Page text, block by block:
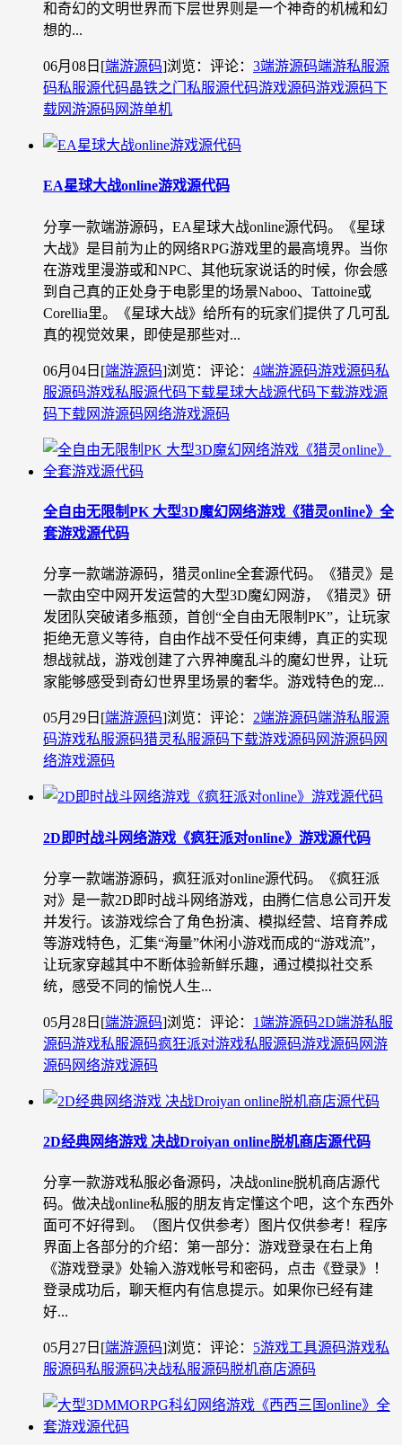
和奇幻的文明世界而下层世界则是一个神奇的机械和幻
想的...
06月08日 [端游源码]浏览： 评论： 3端游源码端游私服源
码私服源代码晶铁之门私服源代码游戏源码游戏源码下
载网游源码 网游单机
EA星球大战online游戏源代码
分享一款端游源码，EA星球大战online源代码。《星球
大战》是目前为止的网络RPG游戏里的最高境界。当你
在游戏里漫游或和NPC、其他玩家说话的时候，你会感
到自己真的正处身于电影里的场景Naboo、Tattoine或
Corellia里。《星球大战》给所有的玩家们提供了几可乱
真的视觉效果，即使是那些对...
06月04日 [端游源码]浏览： 评论： 4端游源码游戏源码私
服源码游戏私服源代码下载星球大战源代码下载游戏源
码下载网游源码 网络游戏源码
全自由无限制PK 大型3D魔幻网络游戏《猎灵online》全
套游戏源代码
分享一款端游源码，猎灵online全套源代码。《猎灵》是
一款由空中网开发运营的大型3D魔幻网游，《猎灵》研
发团队突破诸多瓶颈，首创“全自由无限制PK”，让玩家
拒绝无意义等待，自由作战不受任何束缚，真正的实现
想战就战，游戏创建了六界神魔乱斗的魔幻世界，让玩
家能够感受到奇幻世界里场景的奢华。游戏特色的宠...
05月29日 [端游源码]浏览： 评论： 2端游源码端游私服源
码游戏私服源码猎灵私服源码下载游戏源码 网游源码 网
络游戏源码
2D即时战斗网络游戏《疯狂派对online》游戏源代码
分享一款端游源码，疯狂派对online源代码。《疯狂派
对》是一款2D即时战斗网络游戏，由腾仁信息公司开发
并发行。该游戏综合了角色扮演、模拟经营、培育养成
等游戏特色，汇集“海量”休闲小游戏而成的“游戏流”，
让玩家穿越其中不断体验新鲜乐趣，通过模拟社交系
统，感受不同的愉悦人生...
05月28日 [端游源码]浏览： 评论： 1端游源码2D端游私服
源码游戏私服源码疯狂派对游戏私服源码游戏源码 网游
源码 网络游戏源码
2D经典网络游戏 决战Droiyan online脱机商店源代码
分享一款游戏私服必备源码，决战online脱机商店源代
码。做决战online私服的朋友肯定懂这个吧，这个东西外
面可不好得到。（图片仅供参考）图片仅供参考！程序
界面上各部分的介绍：第一部分：游戏登录在右上角
《游戏登录》处输入游戏帐号和密码，点击《登录》！
登录成功后，聊天框内有信息提示。如果你已经有建
好...
05月27日 [端游源码]浏览： 评论： 5游戏工具源码游戏私
服源码私服源码决战私服源码脱机商店源码